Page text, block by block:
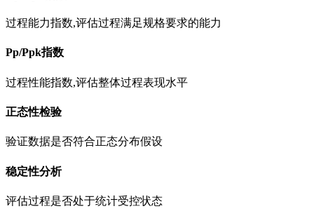
过程能力指数,评估过程满足规格要求的能力
Pp/Ppk指数
过程性能指数,评估整体过程表现水平
正态性检验
验证数据是否符合正态分布假设
稳定性分析
评估过程是否处于统计受控状态